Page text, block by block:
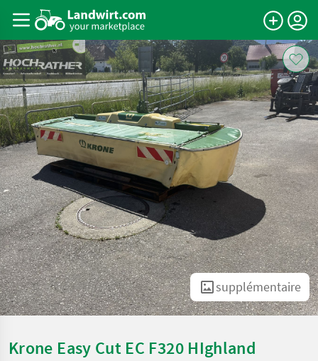
supplémentaire
Krone Easy Cut EC F320 HIghland